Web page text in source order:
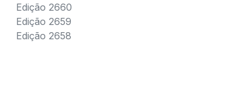
Edição 2660
Edição 2659
Edição 2658